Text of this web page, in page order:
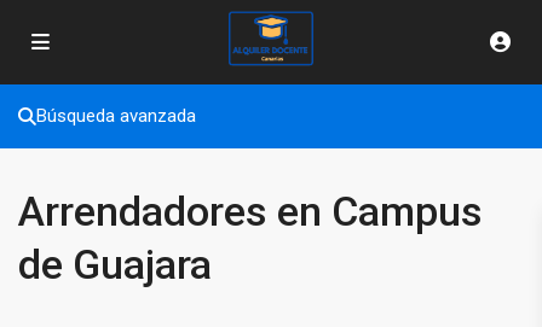
Búsqueda avanzada
Arrendadores en Campus
de Guajara